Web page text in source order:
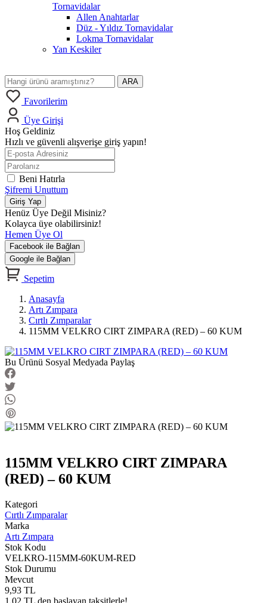
Tornavidalar
Allen Anahtarlar
Düz - Yıldız Tornavidalar
Lokma Tornavidalar
Yan Keskiler
ARA
Favorilerim
Üye Girişi
Hoş Geldiniz
Hızlı ve güvenli alışverişe giriş yapın!
Beni Hatırla
Şifremi Unuttum
Giriş Yap
Henüz Üye Değil Misiniz?
Kolayca üye olabilirsiniz!
Hemen Üye Ol
Facebook ile Bağlan
Google ile Bağlan
Sepetim
Anasayfa
Artı Zımpara
Cırtlı Zımparalar
115MM VELKRO CIRT ZIMPARA (RED) – 60 KUM
Bu Ürünü Sosyal Medyada Paylaş
115MM VELKRO CIRT ZIMPARA
(RED) – 60 KUM
Kategori
Cırtlı Zımparalar
Marka
Artı Zımpara
Stok Kodu
VELKRO-115MM-60KUM-RED
Stok Durumu
Mevcut
9,93 TL
1,02 TL den başlayan taksitlerle!